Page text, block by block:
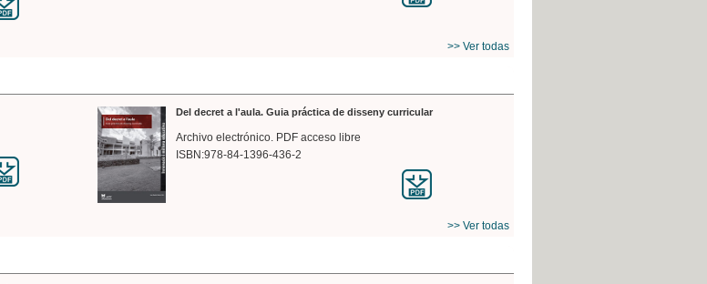
>> Ver todas
Del decret a l'aula. Guia práctica de disseny curricular
Archivo electrónico. PDF acceso libre
ISBN:978-84-1396-436-2
>> Ver todas